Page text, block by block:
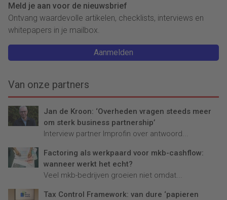
Meld je aan voor de nieuwsbrief
Ontvang waardevolle artikelen, checklists, interviews en
whitepapers in je mailbox.
Aanmelden
Van onze partners
Jan de Kroon: ‘Overheden vragen steeds meer
om sterk business partnership’
Interview partner Improfin over antwoord...
Factoring als werkpaard voor mkb-cashflow:
wanneer werkt het echt?
Veel mkb-bedrijven groeien niet omdat...
Tax Control Framework: van dure ‘papieren